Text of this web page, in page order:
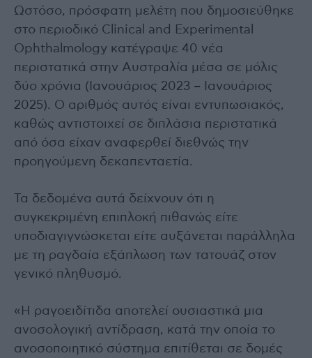
Ωστόσο, πρόσφατη μελέτη που δημοσιεύθηκε
στο περιοδικό Clinical and Experimental
Ophthalmology κατέγραψε 40 νέα
περιστατικά στην Αυστραλία μέσα σε μόλις
δύο χρόνια (Ιανουάριος 2023 – Ιανουάριος
2025). Ο αριθμός αυτός είναι εντυπωσιακός,
καθώς αντιστοιχεί σε διπλάσια περιστατικά
από όσα είχαν αναφερθεί διεθνώς την
προηγούμενη δεκαπενταετία.
Τα δεδομένα αυτά δείχνουν ότι η
συγκεκριμένη επιπλοκή πιθανώς είτε
υποδιαγιγνώσκεται είτε αυξάνεται παράλληλα
με τη ραγδαία εξάπλωση των τατουάζ στον
γενικό πληθυσμό.
«Η ραγοειδίτιδα αποτελεί ουσιαστικά μια
ανοσολογική αντίδραση, κατά την οποία το
ανοσοποιητικό σύστημα επιτίθεται σε δομές